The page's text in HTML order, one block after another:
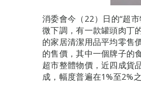
消委會今（22）日的“超
微下調，有一款罐頭肉丁
的家居清潔用品平均零售
的售價，其中一個牌子的
超市整體物價，近四成貨
成，幅度普遍在1%至2%之